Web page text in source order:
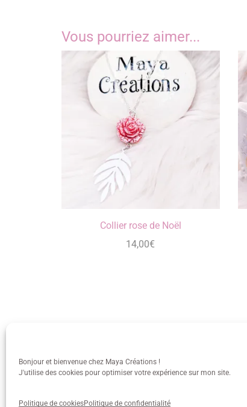
Bonjour et bienvenue chez Maya Créations !
J'utilise des cookies pour optimiser votre expérience sur mon site.
Politique de cookiesPolitique de confidentialité
Vous pourriez aimer...
Collier rose de Noël
14,00€
info@mayacreations.fr